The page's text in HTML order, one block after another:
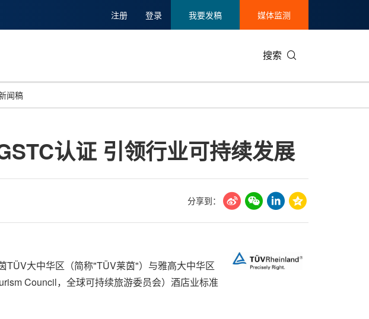
注册 登录 我要发稿 媒体监测
搜索
投资并购
碳中和
美国临床肿瘤学会(ASCO)
能源化工与环保
娱乐时尚与艺术
马来西亚
新加坡
闻稿
认证 引领行业可持续发展
分享到：
TÜV大中华区（简称"TÜV莱茵"）与雅高大中华区
Council，全球可持续旅游委员会）酒店业标准